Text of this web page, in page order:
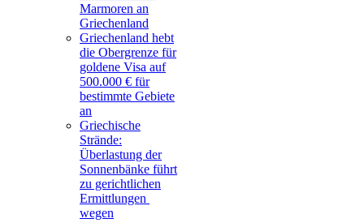
Marmoren an
Griechenland
Griechenland hebt
die Obergrenze für
goldene Visa auf
500.000 € für
bestimmte Gebiete
an
Griechische
Strände:
Überlastung der
Sonnenbänke führt
zu gerichtlichen
Ermittlungen
wegen